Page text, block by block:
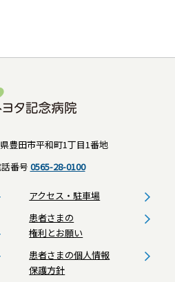
豊田市平和町1丁目1番地
番号 0565-28-0100
アクセス・駐車場
患者さまの
権利とお願い
患者さまの個人情報
保護方針